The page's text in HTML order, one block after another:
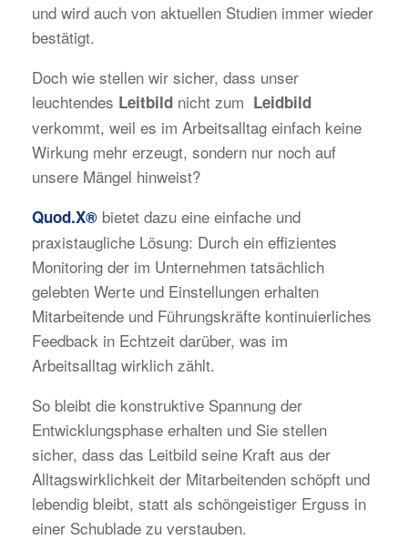
und wird auch von aktuellen Studien immer wieder
bestätigt.
Doch wie stellen wir sicher, dass unser
leuchtendes Leitbild nicht zum Leidbild
verkommt, weil es im Arbeitsalltag einfach keine
Wirkung mehr erzeugt, sondern nur noch auf
unsere Mängel hinweist?
Quod.X® bietet dazu eine einfache und
praxistaugliche Lösung: Durch ein effizientes
Monitoring der im Unternehmen tatsächlich
gelebten Werte und Einstellungen erhalten
Mitarbeitende und Führungskräfte kontinuierliches
Feedback in Echtzeit darüber, was im
Arbeitsalltag wirklich zählt.
So bleibt die konstruktive Spannung der
Entwicklungsphase erhalten und Sie stellen
sicher, dass das Leitbild seine Kraft aus der
Alltagswirklichkeit der Mitarbeitenden schöpft und
lebendig bleibt, statt als schöngeistiger Erguss in
einer Schublade zu verstauben.